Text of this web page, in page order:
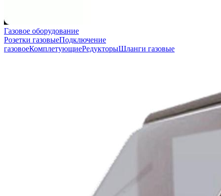
Газовое оборудование
Розетки газовыеПодключение
газовоеКомплетующиеРедукторыШланги газовые